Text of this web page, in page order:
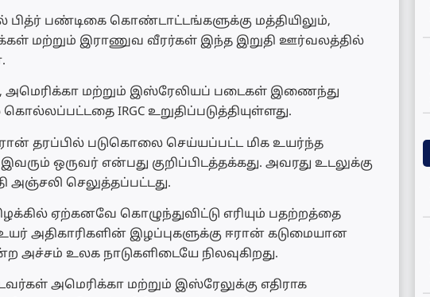
பித்ர் பண்டிகை கொண்டாட்டங்களுக்கு மத்தியிலும்,
மற்றும் இராணுவ வீரர்கள் இந்த இறுதி ஊர்வலத்தில்
அமெரிக்கா மற்றும் இஸ்ரேலியப் படைகள் இணைந்து
IRGC உறுதிப்படுத்தியுள்ளது.
தரப்பில் படுகொலை செய்யப்பட்ட மிக உயர்ந்த
ஒருவர் என்பது குறிப்பிடத்தக்கது. அவரது உடலுக்கு
அஞ்சலி செலுத்தப்பட்டது.
ஏற்கனவே கொழுந்துவிட்டு எரியும் பதற்றத்தை
உயர் அதிகாரிகளின் இழப்புகளுக்கு ஈரான் கடுமையான
அச்சம் உலக நாடுகளிடையே நிலவுகிறது.
அமெரிக்கா மற்றும் இஸ்ரேலுக்கு எதிராக